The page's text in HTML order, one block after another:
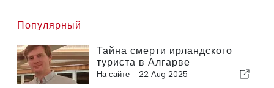
Популярный
Тайна смерти ирландского
туриста в Алгарве
На сайте - 22 Aug 2025